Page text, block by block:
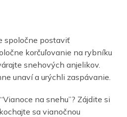
spoločne postaviť
korčuľovanie na rybníku
snehových anjelikov.
unaví a urýchli zaspávanie.
na snehu”? Zájdite si
sa vianočnou